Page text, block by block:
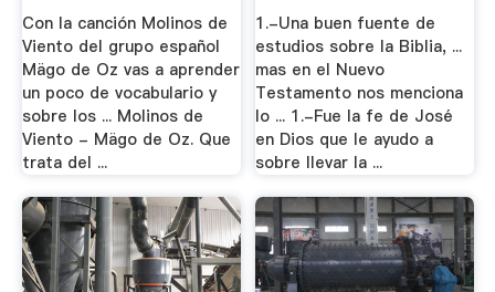
Con la canción Molinos de
Viento del grupo español
Mägo de Oz vas a aprender
un poco de vocabulario y
sobre los ... Molinos de
Viento - Mägo de Oz. Que
trata del ...
1.-Una buen fuente de
estudios sobre la Biblia, ...
mas en el Nuevo
Testamento nos menciona
lo ... 1.-Fue la fe de José
en Dios que le ayudo a
sobre llevar la ...